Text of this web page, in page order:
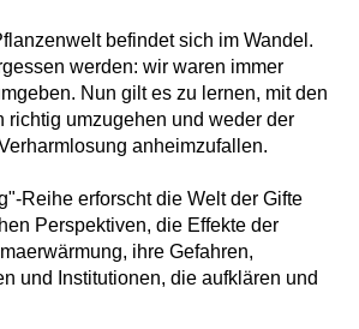
befindet sich im Wandel.
werden: wir waren immer
Nun gilt es zu lernen, mit den
richtig umzugehen und weder der
anheimzufallen.
Reihe erforscht die Welt der Gifte
Perspektiven, die Effekte der
ihre Gefahren,
und Institutionen, die aufklären und